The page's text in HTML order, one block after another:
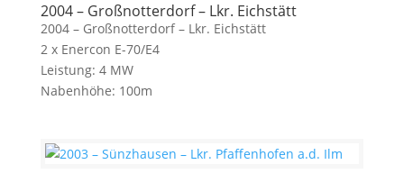
2004 – Großnotterdorf – Lkr. Eichstätt
2004 – Großnotterdorf – Lkr. Eichstätt
2 x Enercon E-70/E4
Leistung: 4 MW
Nabenhöhe: 100m